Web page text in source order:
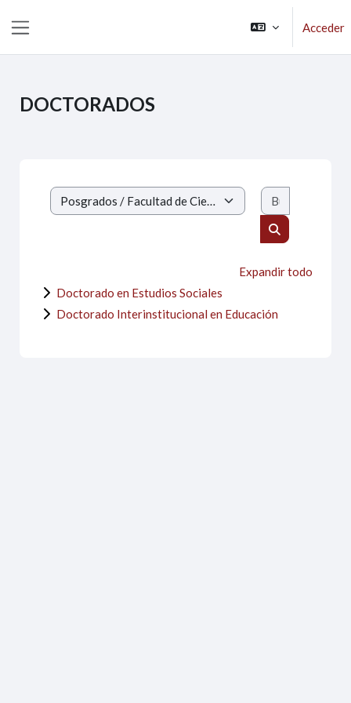
Acceder
DOCTORADOS
Categorías de curso
Buscar cursos
Expandir todo
Doctorado en Estudios Sociales
Doctorado Interinstitucional en Educación